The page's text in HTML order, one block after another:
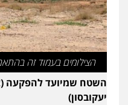
הצילומים בעמוד זה בהתאם לסעיף 27א
השטח שמיועד להפקעה
יעקובסון)